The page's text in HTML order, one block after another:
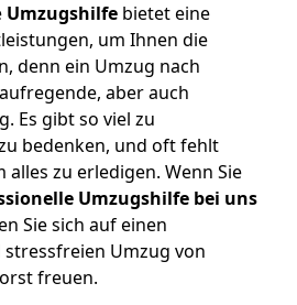
Umzugshilfe bietet eine
um Ihnen die
denn ein Umzug nach
aber auch
Es gibt so viel zu
bedenken, und oft fehlt
alles zu erledigen. Wenn Sie
Umzugshilfe bei uns
Sie sich auf einen
Umzug von
freuen.